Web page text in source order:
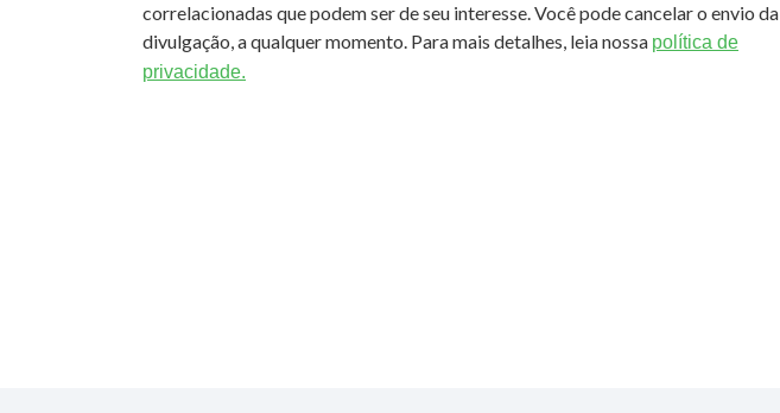
correlacionadas que podem ser de seu interesse. Você pode cancelar o envio da
divulgação, a qualquer momento. Para mais detalhes, leia nossa política de
privacidade.